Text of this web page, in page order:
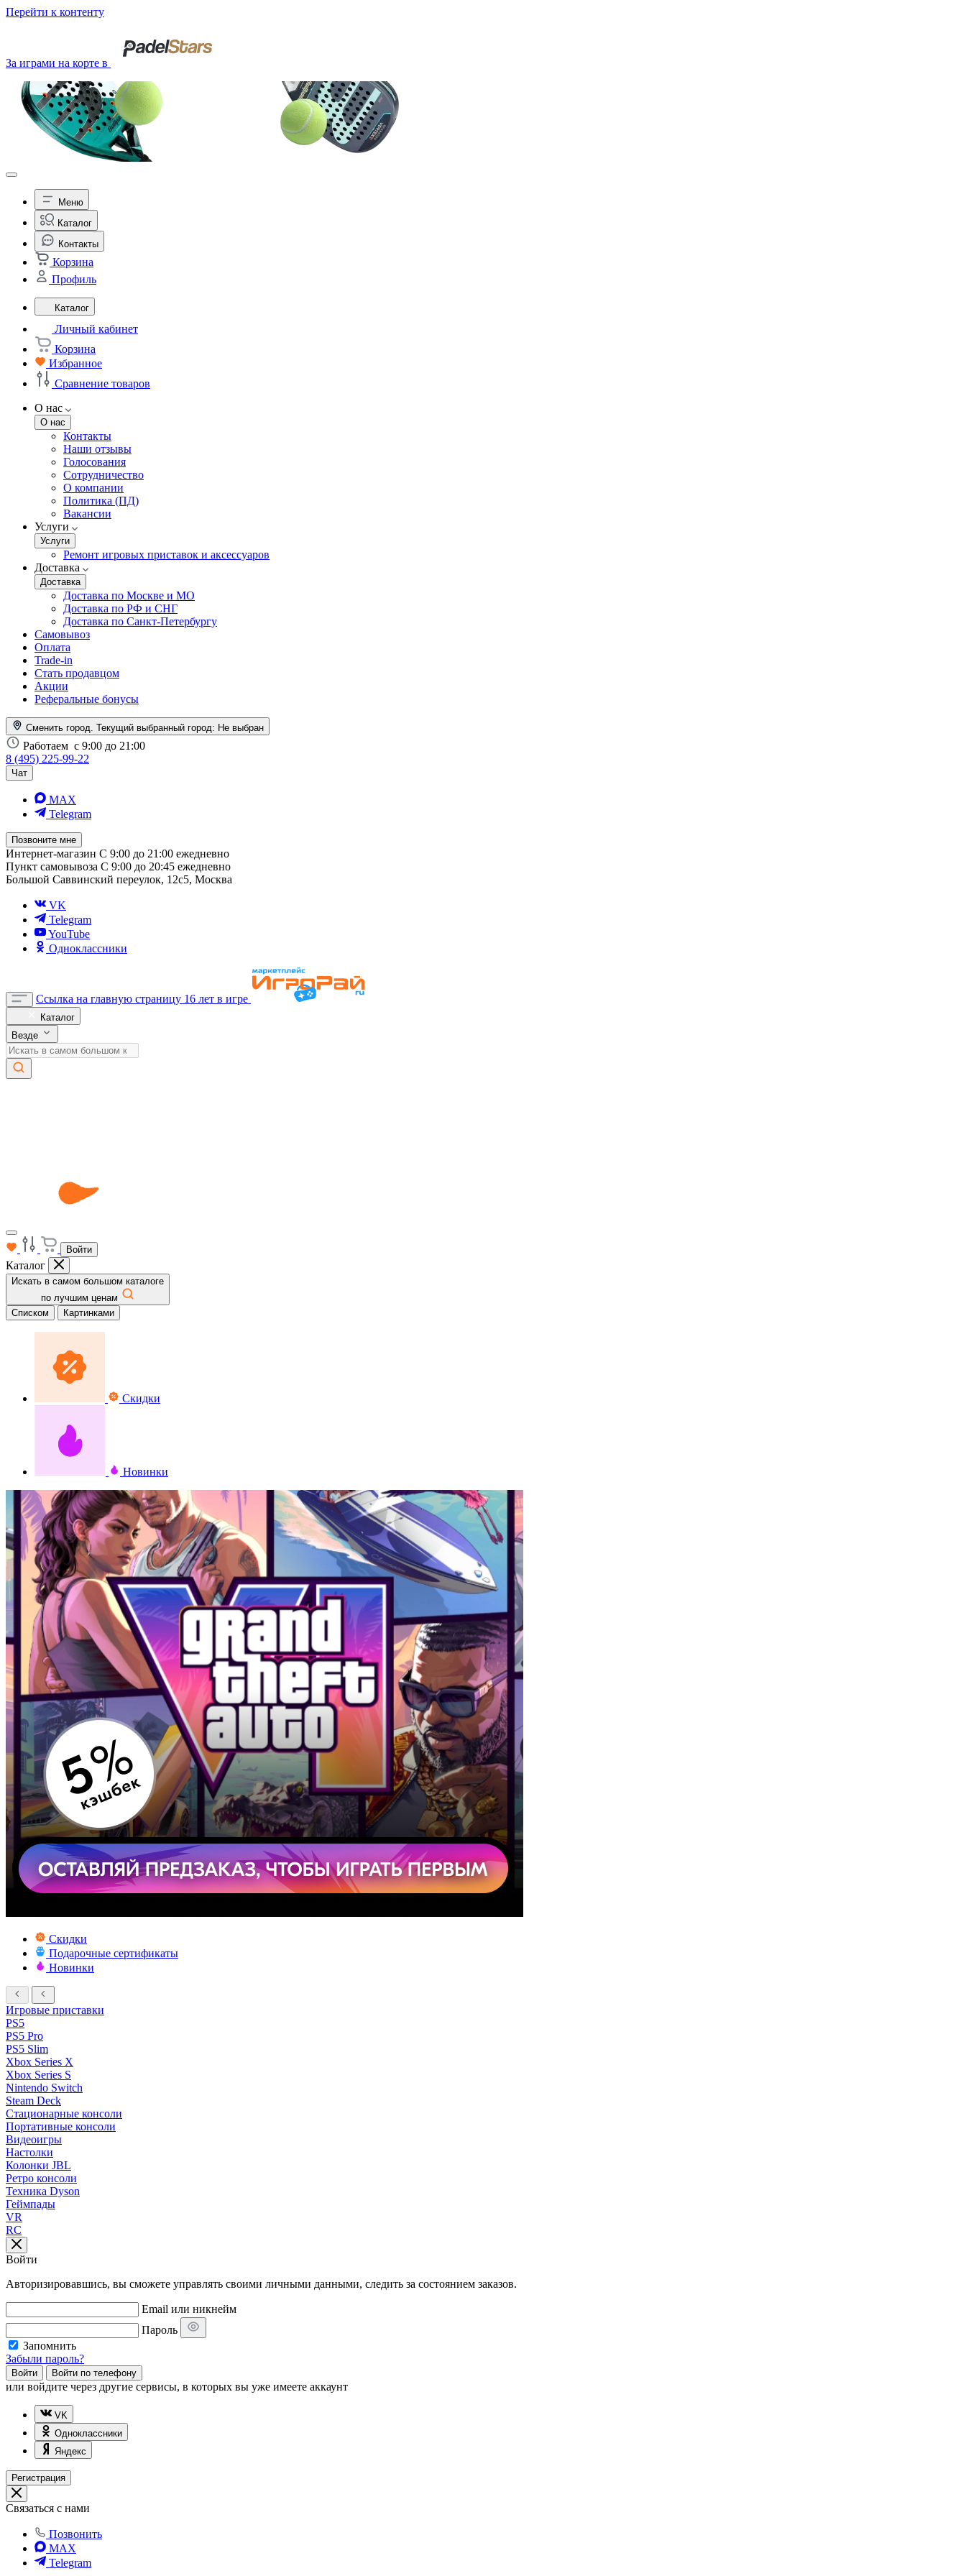
Перейти к контенту
За играми на корте в
Меню
Каталог
Контакты
Корзина
Профиль
Каталог
Личный кабинет
Корзина
Избранное
Сравнение товаров
О нас
О нас
Контакты
Наши отзывы
Голосования
Сотрудничество
О компании
Политика (ПД)
Вакансии
Услуги
Услуги
Ремонт игровых приставок и аксессуаров
Доставка
Доставка
Доставка по Москве и МО
Доставка по РФ и СНГ
Доставка по Санкт-Петербургу
Самовывоз
Оплата
Trade-in
Стать продавцом
Акции
Реферальные бонусы
Сменить город. Текущий выбранный город: Не выбран
Работаем с 9:00 до 21:00
8 (495) 225-99-22
Чат
MAX
Telegram
Позвоните мне
Интернет-магазин С 9:00 до 21:00 ежедневно
Пункт самовывоза С 9:00 до 20:45 ежедневно
Большой Саввинский переулок, 12с5, Москва
VK
Telegram
YouTube
Одноклассники
Ссылка на главную страницу 16 лет в игре
Каталог
Везде
Войти
Каталог
Искать в самом большом каталоге
по лучшим ценам
Списком
Картинками
Скидки
Новинки
Скидки
Подарочные сертификаты
Новинки
Игровые приставки
PS5
PS5 Pro
PS5 Slim
Xbox Series X
Xbox Series S
Nintendo Switch
Steam Deck
Стационарные консоли
Портативные консоли
Видеоигры
Настолки
Колонки JBL
Ретро консоли
Техника Dyson
Геймпады
VR
RC
Войти
Авторизировавшись, вы сможете управлять своими личными данными, следить за состоянием заказов.
Email или никнейм
Пароль
Запомнить
Забыли пароль?
Войти Войти по телефону
или войдите через другие сервисы, в которых вы уже имеете аккаунт
VK
Одноклассники
Яндекс
Регистрация
Связаться с нами
Позвонить
MAX
Telegram